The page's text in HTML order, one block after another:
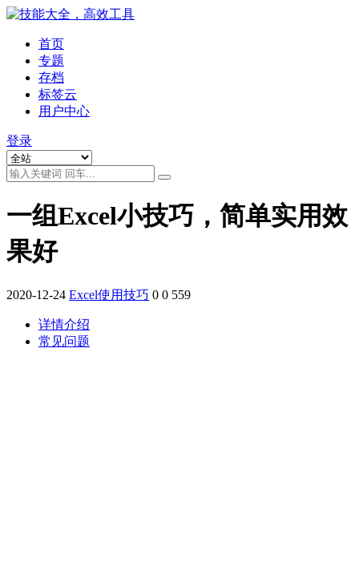
首页
专题
存档
标签云
用户中心
登录
一组Excel小技巧，简单实用效
果好
2020-12-24 Excel使用技巧 0 0 559
详情介绍
常见问题